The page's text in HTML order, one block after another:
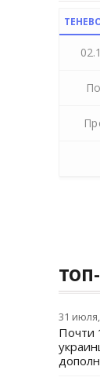
31
Почти